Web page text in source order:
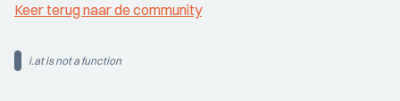
Keer terug naar de community
i.at is not a function